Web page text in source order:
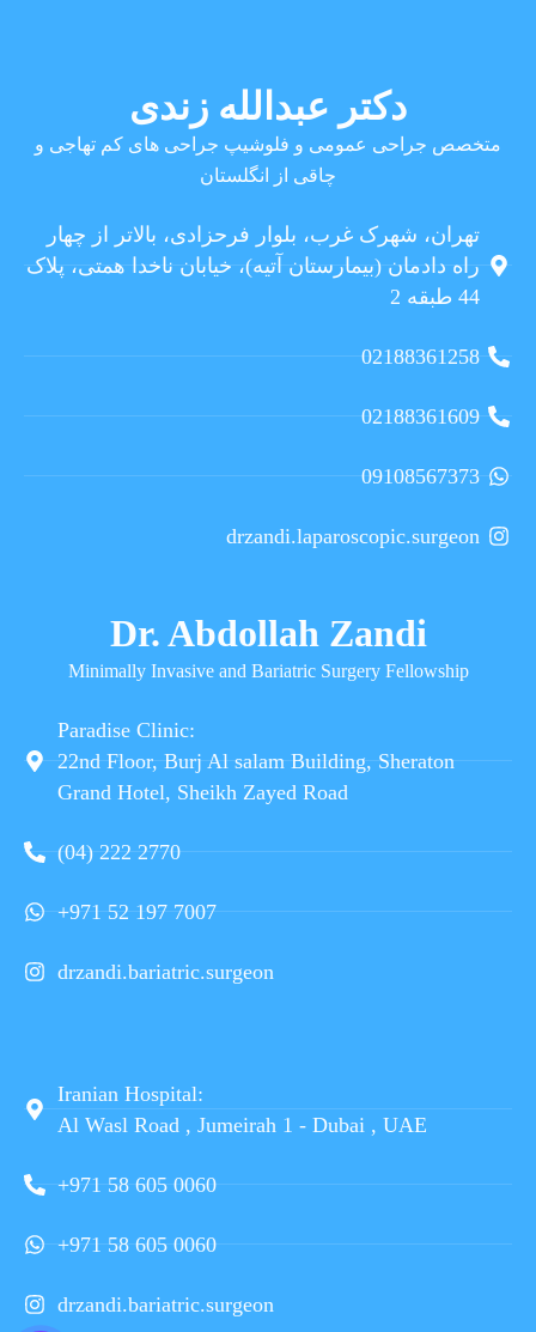
دکتر عبدالله زندی
متخصص جراحی عمومی و فلوشیپ جراحی های کم تهاجی و
چاقی از انگلستان
تهران، شهرک غرب، بلوار فرحزادی، بالاتر از چهار
راه دادمان (بیمارستان آتیه)، خیابان ناخدا همتی، پلاک
44 طبقه 2
02188361258
02188361609
09108567373
drzandi.laparoscopic.surgeon
Iranian Hospital:
Al Wasl Road , Jumeirah 1 - Dubai , UAE
+971 58 605 0060
+971 58 605 0060
drzandi.bariatric.surgeon
Dr. Abdollah Zandi
Minimally Invasive and Bariatric Surgery Fellowship
Paradise Clinic:
22nd Floor, Burj Al salam Building, Sheraton
Grand Hotel, Sheikh Zayed Road
(04) 222 2770
+971 52 197 7007
drzandi.bariatric.surgeon